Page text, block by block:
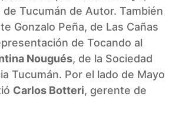
Tucumán de Autor. También
Gonzalo Peña, de Las Cañas
de Tocando al
Nougués, de la Sociedad
Tucumán. Por el lado de Mayo
Carlos Botteri, gerente de